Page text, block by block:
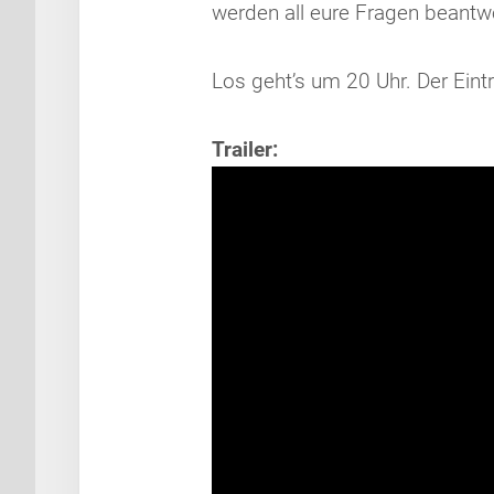
werden all eure Fragen
Los geht’s um 20 Uhr. Der
Trailer: